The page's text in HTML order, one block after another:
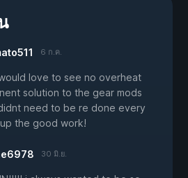
6 ก.ค.
love to see no overheat
solution to the gear mods
need to be re done every
the good work!
30 มิ.ย.